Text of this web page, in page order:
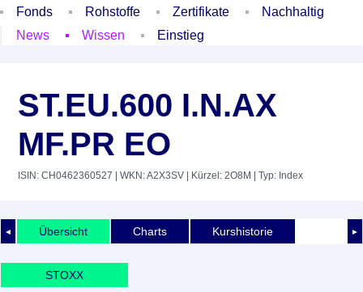
Fonds
Rohstoffe Zertifikate
Nachhaltig
News
Wissen Einstieg
ST.EU.600 I.N.AX
MF.PR EO
ISIN: CH0462360527 | WKN: A2X3SV | Kürzel: 2O8M | Typ: Index
◄ ►
Übersicht Charts Kurshistorie
STOXX